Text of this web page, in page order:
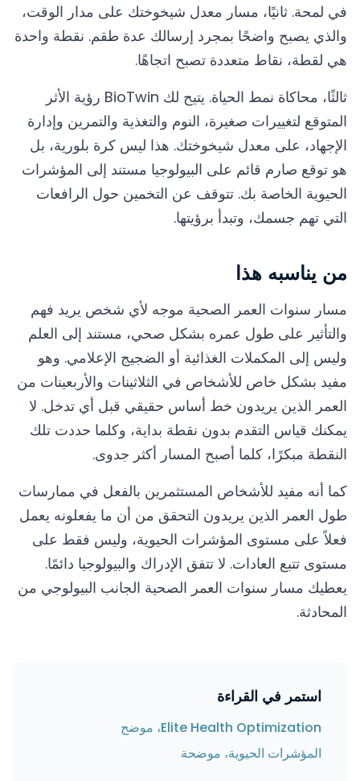
في لمحة. ثانيًا، مسار معدل شيخوختك على مدار الوقت،
والذي يصبح واضحًا بمجرد إرسالك عدة طقم. نقطة واحدة
هي لقطة، نقاط متعددة تصبح اتجاهًا.
ثالثًا، محاكاة نمط الحياة. يتيح لك BioTwin رؤية الأثر
المتوقع لتغييرات صغيرة، النوم والتغذية والتمرين وإدارة
الإجهاد، على معدل شيخوختك. هذا ليس كرة بلورية، بل
هو توقع صارم قائم على البيولوجيا مستند إلى المؤشرات
الحيوية الخاصة بك. تتوقف عن التخمين حول الرافعات
التي تهم جسمك، وتبدأ برؤيتها.
من يناسبه هذا
مسار سنوات العمر الصحية موجه لأي شخص يريد فهم
والتأثير على طول عمره بشكل صحي، مستند إلى العلم
وليس إلى المكملات الغذائية أو الضجيج الإعلامي. وهو
مفيد بشكل خاص للأشخاص في الثلاثينات والأربعينات من
العمر الذين يريدون خط أساس حقيقي قبل أي تدخل. لا
يمكنك قياس التقدم بدون نقطة بداية، وكلما حددت تلك
النقطة مبكرًا، كلما أصبح المسار أكثر جدوى.
كما أنه مفيد للأشخاص المستثمرين بالفعل في ممارسات
طول العمر الذين يريدون التحقق من أن ما يفعلونه يعمل
فعلاً على مستوى المؤشرات الحيوية، وليس فقط على
مستوى تتبع العادات. لا تتفق الإدراك والبيولوجيا دائمًا.
يعطيك مسار سنوات العمر الصحية الجانب البيولوجي من
المحادثة.
استمر في القراءة
Elite Health Optimization، موضح
المؤشرات الحيوية، موضحة